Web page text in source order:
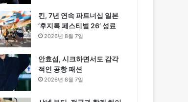
킨, 7년 연속 파트너십 일본
‘후지록 페스티벌 26’ 성료
2026년 8월 7일
안효섭, 시크하면서도 감각
적인 공항 패션
2026년 8월 7일